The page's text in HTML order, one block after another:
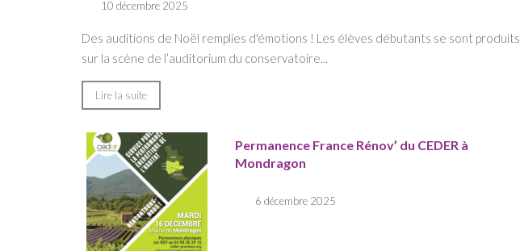
10 décembre 2025
Des auditions de Noël remplies d'émotions ! Les élèves débutants se sont produits
sur la scène de l’auditorium du conservatoire...
Lire la suite
Permanence France Rénov’ du CEDER à
Mondragon
6 décembre 2025